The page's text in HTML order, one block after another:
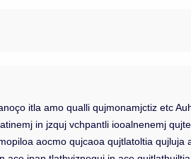
itla amo qualli qujmonamjctiz etc
in jzquj vchpantli iooalnenemj
aocmo qujcaoa qujtlatoltia